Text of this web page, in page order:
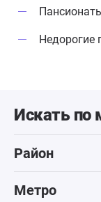
Недорогие
Искать по
Район
Метро